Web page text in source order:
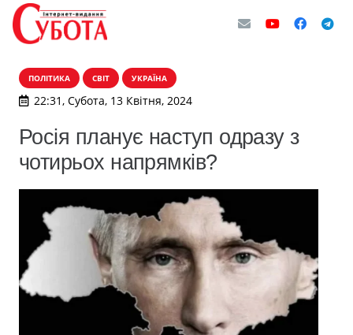
ПОЛІТИКА СВІТ УКРАЇНА
22:31, Субота, 13 Квітня, 2024
Росія планує наступ одразу з
чотирьох напрямків?